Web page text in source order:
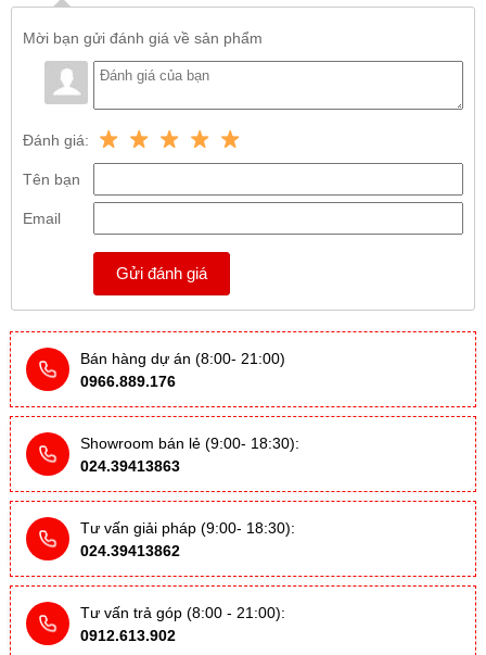
Mời bạn gửi đánh giá về sản phẩm
Đánh giá:
Tên bạn
Email
Gửi đánh giá
Bán hàng dự án (8:00- 21:00)
0966.889.176
Showroom bán lẻ (9:00- 18:30):
024.39413863
Tư vấn giải pháp (9:00- 18:30):
024.39413862
Tư vấn trả góp (8:00 - 21:00):
0912.613.902